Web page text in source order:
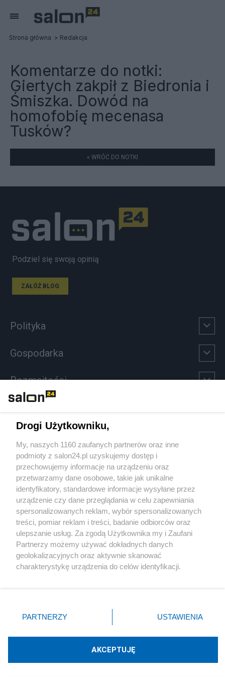
Strona główna Redakcja
Komentarze do notki:
Giertych zakpił z Biedronia i
Śmiszka. Dowód na
homofobię mecenasa
Tusków?
« WRÓĆ DO NOTKI
Podziel się swoją opinią
ZAŁÓŻ BLOG
Polityka
Gospodarka
Rozmaitości
Sport
Społeczeństwo
Kultura
X Facebook Instagram Youtube
Technologię dostarcza:W3media.pl
Drogi Użytkowniku,
My, naszych 1160 zaufanych partnerów oraz inne
podmioty z salon24.pl uzyskujemy dostęp i
przechowujemy informacje na urządzeniu oraz
przetwarzamy dane osobowe, takie jak unikalne
identyfikatory, standardowe informacje wysyłane przez
urządzenie czy dane przeglądania w celu zapewniania
spersonalizowanych reklam, wybór spersonalizowanych
treści, pomiar reklam i treści, badanie odbiorców oraz
ulepszanie usług. Za zgodą Użytkownika my i Zaufani
Partnerzy możemy używać dokładnych danych
geolokalizacyjnych oraz aktywnie skanować
charakterystykę urządzenia do celów identyfikacji.
zmienić/wycofać klikając przycisk ustawień prywatności
znajdujący się w lewym dolnym rogu strony
rodzaje przetwarzania danych nie wymagają zgody
użytkownika, ale masz prawo sprzeciwić się takiemu
PARTNERZY USTAWIENIA
AKCEPTUJĘ